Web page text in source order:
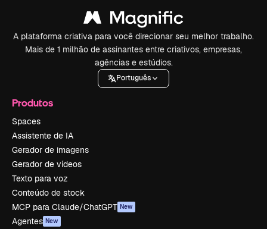
A plataforma criativa para você direcionar seu melhor trabalho.
Mais de 1 milhão de assinantes entre criativos, empresas,
agências e estúdios.
Português
Produtos
Spaces
Assistente de IA
Gerador de imagens
Gerador de vídeos
Texto para voz
Conteúdo de stock
MCP para Claude/ChatGPT New
Agentes New